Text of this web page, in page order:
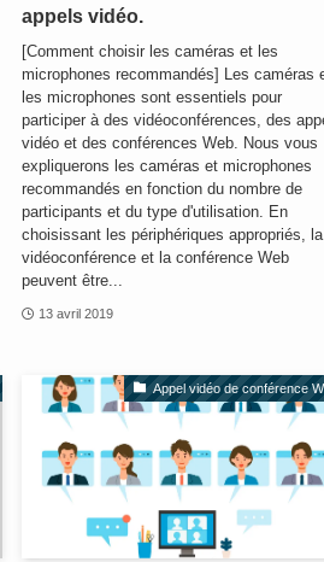
appels vidéo.
[Comment choisir les caméras et les
microphones recommandés] Les caméras
les microphones sont essentiels pour
participer à des vidéoconférences, des
vidéo et des conférences Web. Nous vous
expliquerons les caméras et microphones
recommandés en fonction du nombre de
participants et du type d'utilisation. En
choisissant les périphériques appropriés, la
vidéoconférence et la conférence Web
peuvent être...
13 avril 2019
Appel vidéo de conférence